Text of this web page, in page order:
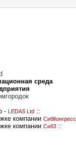
среда
- LEDAS Ltd ::
компании СибКонгресс
компании Сиб3 ::